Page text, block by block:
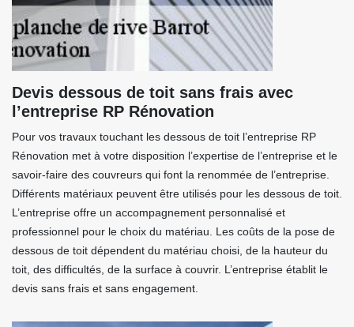
Devis dessous de toit sans frais avec
l’entreprise RP Rénovation
Pour vos travaux touchant les dessous de toit l’entreprise RP
Rénovation met à votre disposition l’expertise de l’entreprise et le
savoir-faire des couvreurs qui font la renommée de l’entreprise.
Différents matériaux peuvent être utilisés pour les dessous de toit.
L’entreprise offre un accompagnement personnalisé et
professionnel pour le choix du matériau. Les coûts de la pose de
dessous de toit dépendent du matériau choisi, de la hauteur du
toit, des difficultés, de la surface à couvrir. L’entreprise établit le
devis sans frais et sans engagement.